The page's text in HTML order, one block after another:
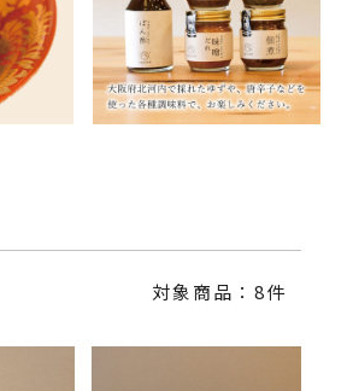
対象商品：8件